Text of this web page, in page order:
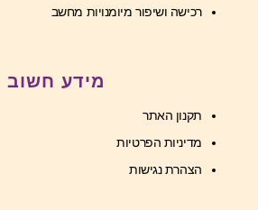
רכישה ושיפור מיומנויות מחשב
מידע חשוב
תקנון האתר
מדיניות הפרטיות
הצהרת נגישות